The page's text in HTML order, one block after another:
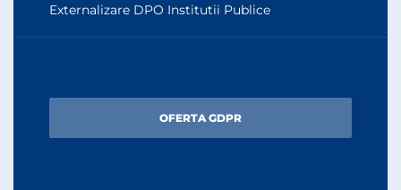
Externalizare DPO Institutii Publice
OFERTA GDPR